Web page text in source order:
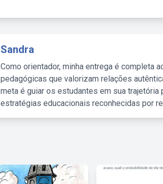
Sandra
Como orientador, minha entrega é completa
pedagógicas que valorizam relações
meta é guiar os estudantes em sua trajetória
estratégias educacionais reconhecidas por